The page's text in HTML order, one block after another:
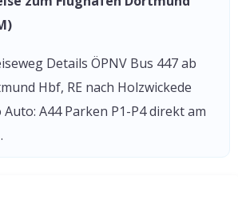
Details ÖPNV Bus 447 ab
Hbf, RE nach Holzwickede
Auto: A44 Parken P1-P4 direkt am